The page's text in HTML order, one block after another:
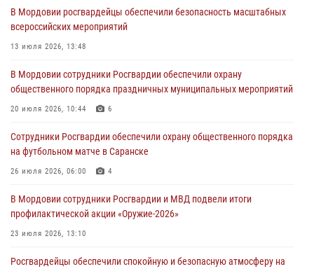
Сотрудники Росгвардии Мордовии стали призерами
республиканских соревнований по служебному шестиборью
04 августа 2026, 08:27
В Саранске росгвардейцы пресекли нарушение правопорядка:
«отдых» на лавочке закончился в отделе полиции
04 августа 2026, 07:06
В Саранске сотрудники Росгвардии задержали гражданина за
нанесение побоев
03 августа 2026, 08:58
В Мордовии росгвардейцы обеспечили безопасность масштабных
всероссийских мероприятий
13 июля 2026, 13:48
В Мордовии сотрудники Росгвардии обеспечили охрану
общественного порядка праздничных муниципальных мероприятий
20 июля 2026, 10:44 6
Сотрудники Росгвардии обеспечили охрану общественного порядка
на футбольном матче в Саранске
26 июля 2026, 06:00 4
В Мордовии сотрудники Росгвардии и МВД подвели итоги
профилактической акции «Оружие‑2026»
23 июля 2026, 13:10
Росгвардейцы обеспечили спокойную и безопасную атмосферу на